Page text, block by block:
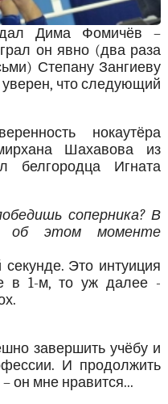
Дима Фомичёв –
он явно (два раза
Степану Зангиеву
что следующий
нокаутёра
Шахавова из
белгородца Игната
соперника? В
об этом моменте
Это интуиция
в 1-м, то уж далее -
завершить учёбу и
И продолжить
он мне нравится...